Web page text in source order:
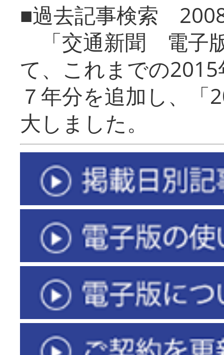
■過去記事検索
「交通新聞 電子
て、これまでの
７年分を追加し、「
大しまし